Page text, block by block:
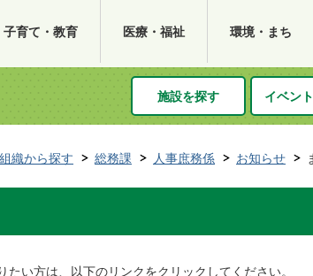
子育て・教育 医療・福祉 環境・まち
施設を探す イベン
組織から探す 総務課 人事庶務係 お知らせ
たい方は、以下のリンクをクリックしてください。